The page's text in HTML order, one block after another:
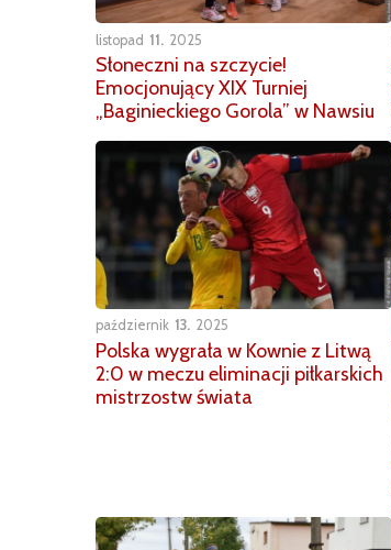
listopad 11 2025
Słoneczni na szczycie!
Emocjonujący XIX Turniej
„Baginieckiego Gorola” w Nawsiu
październik 13 2025
Polska wygrała w Kownie z Litwą
2:0 w meczu eliminacji piłkarskich
mistrzostw świata